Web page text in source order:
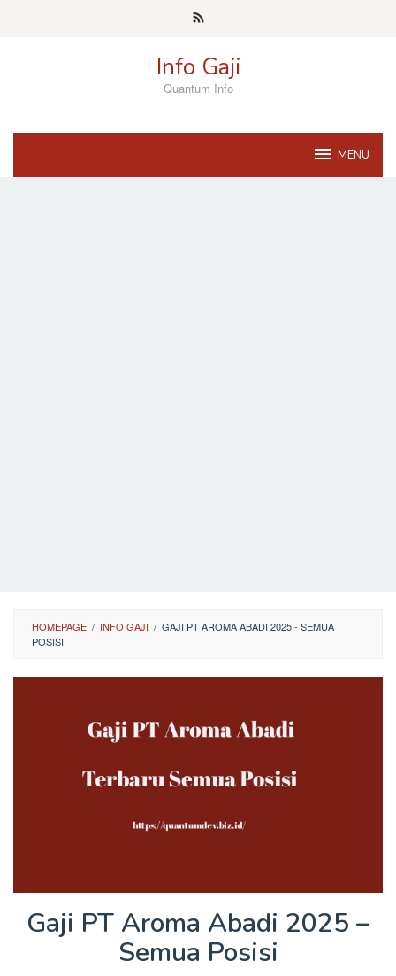
Info Gaji
Quantum Info
MENU
HOMEPAGE / INFO GAJI / GAJI PT AROMA ABADI 2025 - SEMUA
POSISI
Gaji PT Aroma Abadi 2025 –
Semua Posisi